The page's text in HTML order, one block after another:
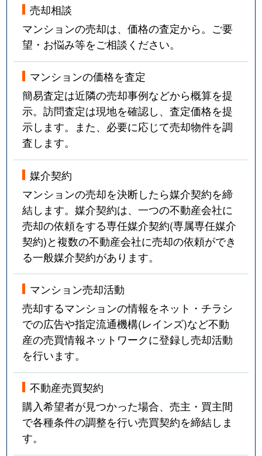
売却相談
マンションの売却は、価格の査定から。ご要
望・お悩み等をご相談ください。
マンションの価格を査定
簡易査定は近隣の売却事例などから概算を提
示。訪問査定は現地を確認し、査定価格を提
示します。また、必要に応じて売却物件を調
査します。
媒介契約
マンションの売却を決断したら媒介契約を締
結します。媒介契約は、一つの不動産会社に
売却の依頼をする専任媒介契約(専属専任媒介
契約)と複数の不動産会社に売却の依頼ができ
る一般媒介契約があります。
マンション売却活動
売却するマンションの情報をネット・チラシ
での広告や指定流通機構(レインズ)など不動
産の売買情報ネットワークに登録し売却活動
を行います。
不動産売買契約
購入希望者が見つかった場合、売主・買主間
で各種条件の調整を行い売買契約を締結しま
す。